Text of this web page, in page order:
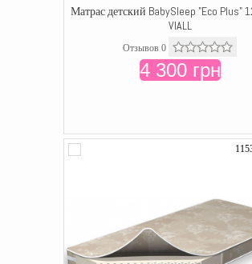
Матрас детский BabySleep "Eco Plus"
VIALL
Отзывов 0
4 300 грн